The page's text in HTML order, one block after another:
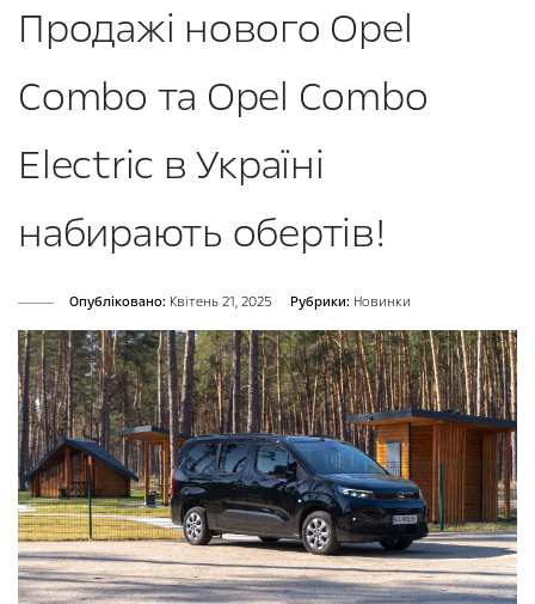
Продажі нового Opel
Combo та Opel Combo
Electric в Україні
набирають обертів!
Опубліковано: Квітень 21, 2025 Рубрики: Новинки